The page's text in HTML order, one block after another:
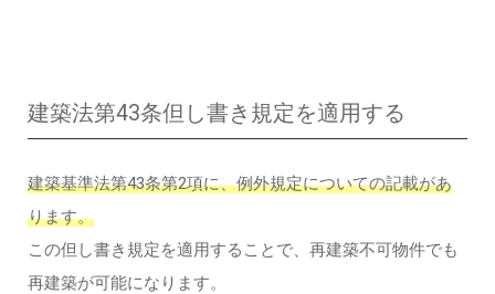
建築法第43条但し書き規定を適用する
建築基準法第43条第2項に、例外規定についての記載があ
ります。
この但し書き規定を適用することで、再建築不可物件でも
再建築が可能になります。